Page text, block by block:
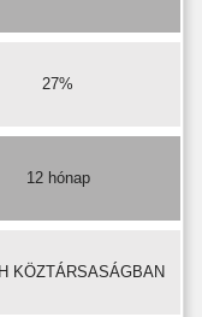
27%
12 hónap
KÖZTÁRSASÁGBAN